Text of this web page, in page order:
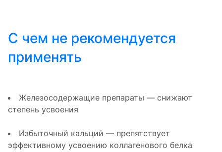
С чем не рекомендуется
применять
Железосодержащие препараты — снижают
степень усвоения
Избыточный кальций — препятствует
эффективному усвоению коллагенового белка